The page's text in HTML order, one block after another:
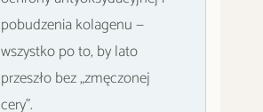
pobudzenia kolagenu —
wszystko po to, by lato
przeszło bez „zmęczonej
cery".